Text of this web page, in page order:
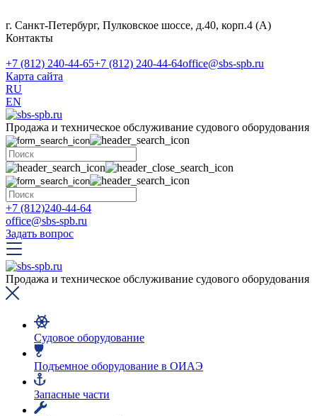
г. Санкт-Петербург, Пулковское шоссе, д.40, корп.4 (А)
Контакты
+7 (812) 240-44-65+7 (812) 240-44-64office@sbs-spb.ru
Карта сайта
RU
EN
Продажа и техническое обслуживание судового оборудования
+7 (812)240-44-64
office@sbs-spb.ru
Задать вопрос
Продажа и техническое обслуживание судового оборудования
Судовое оборудование
Подъемное оборудование в ОИАЭ
Запасные части